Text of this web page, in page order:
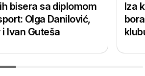
bisera sa diplomom
Olga Danilović,
Ivan Guteša
Iza